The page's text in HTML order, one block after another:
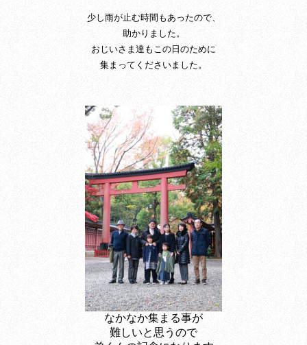
少し雨が止む時間もあったので、
助かりました。
おじいさま達もこの日のために
集まってくださいました。
なかなか集まる事が
難しいと思うので